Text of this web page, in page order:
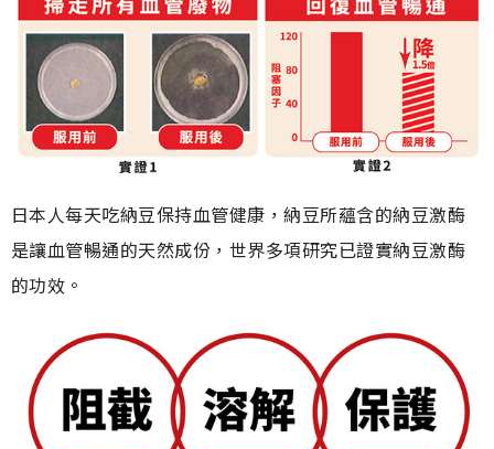
日本人每天吃納豆保持血管健康，納豆所蘊含的納豆激酶
是讓血管暢通的天然成份，世界多項研究已證實納豆激酶
的功效。